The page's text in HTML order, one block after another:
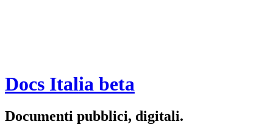
Docs Italia beta
Documenti pubblici, digitali.